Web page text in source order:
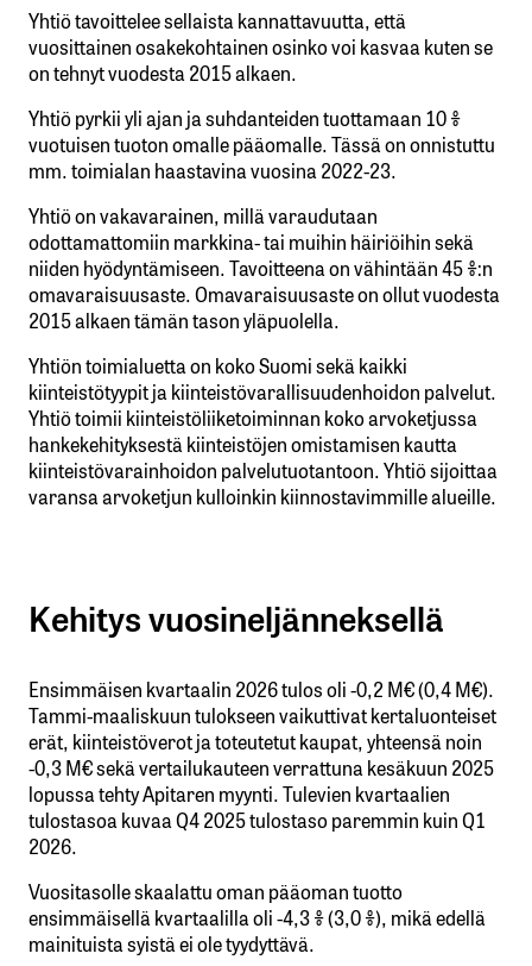
Yhtiö tavoittelee sellaista kannattavuutta, että
vuosittainen osakekohtainen osinko voi kasvaa kuten se
on tehnyt vuodesta 2015 alkaen.
Yhtiö pyrkii yli ajan ja suhdanteiden tuottamaan 10 %
vuotuisen tuoton omalle pääomalle. Tässä on onnistuttu
mm. toimialan haastavina vuosina 2022-23.
Yhtiö on vakavarainen, millä varaudutaan
odottamattomiin markkina- tai muihin häiriöihin sekä
niiden hyödyntämiseen. Tavoitteena on vähintään 45 %:n
omavaraisuusaste. Omavaraisuusaste on ollut vuodesta
2015 alkaen tämän tason yläpuolella.
Yhtiön toimialuetta on koko Suomi sekä kaikki
kiinteistötyypit ja kiinteistövarallisuudenhoidon palvelut.
Yhtiö toimii kiinteistöliiketoiminnan koko arvoketjussa
hankekehityksestä kiinteistöjen omistamisen kautta
kiinteistövarainhoidon palvelutuotantoon. Yhtiö sijoittaa
varansa arvoketjun kulloinkin kiinnostavimmille alueille.
Kehitys vuosineljänneksellä
Ensimmäisen kvartaalin 2026 tulos oli -0,2 M€ (0,4 M€).
Tammi-maaliskuun tulokseen vaikuttivat kertaluonteiset
erät, kiinteistöverot ja toteutetut kaupat, yhteensä noin
-0,3 M€ sekä vertailukauteen verrattuna kesäkuun 2025
lopussa tehty Apitaren myynti. Tulevien kvartaalien
tulostasoa kuvaa Q4 2025 tulostaso paremmin kuin Q1
2026.
Vuositasolle skaalattu oman pääoman tuotto
ensimmäisellä kvartaalilla oli -4,3 % (3,0 %), mikä edellä
mainituista syistä ei ole tyydyttävä.